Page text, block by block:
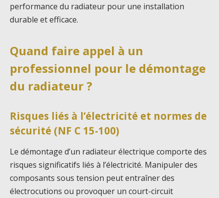
performance du radiateur pour une installation
durable et efficace.
Quand faire appel à un
professionnel pour le démontage
du radiateur ?
Risques liés à l’électricité et normes de
sécurité (NF C 15-100)
Le démontage d’un radiateur électrique comporte des
risques significatifs liés à l’électricité. Manipuler des
composants sous tension peut entraîner des
électrocutions ou provoquer un court-circuit